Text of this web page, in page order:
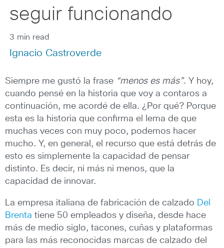
seguir funcionando
3 min read
Ignacio Castroverde
Siempre me gustó la frase “menos es más”. Y hoy,
cuando pensé en la historia que voy a contaros a
continuación, me acordé de ella. ¿Por qué? Porque
esta es la historia que confirma el lema de que
muchas veces con muy poco, podemos hacer
mucho. Y, en general, el recurso que está detrás de
esto es simplemente la capacidad de pensar
distinto. Es decir, ni más ni menos, que la
capacidad de innovar.
La empresa italiana de fabricación de calzado Del
Brenta tiene 50 empleados y diseña, desde hace
más de medio siglo, tacones, cuñas y plataformas
para las más reconocidas marcas de calzado del